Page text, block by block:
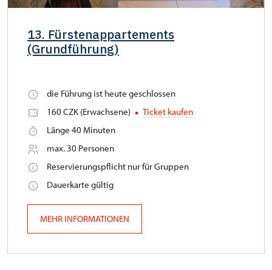
13. Fürstenappartements
(Grundführung)
die Führung ist heute geschlossen
160 CZK (Erwachsene)
Ticket kaufen
Länge 40 Minuten
max. 30 Personen
Reservierungspflicht nur für Gruppen
Dauerkarte gültig
MEHR INFORMATIONEN